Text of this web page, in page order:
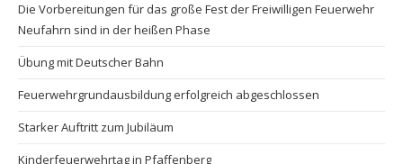
Die Vorbereitungen für das große Fest der Freiwilligen Feuerwehr
Neufahrn sind in der heißen Phase
Übung mit Deutscher Bahn
Feuerwehrgrundausbildung erfolgreich abgeschlossen
Starker Auftritt zum Jubiläum
Kinderfeuerwehrtag in Pfaffenberg